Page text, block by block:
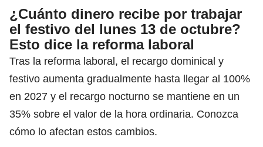
¿Cuánto dinero recibe por trabajar
el festivo del lunes 13 de octubre?
Esto dice la reforma laboral
Tras la reforma laboral, el recargo dominical y
festivo aumenta gradualmente hasta llegar al 100%
en 2027 y el recargo nocturno se mantiene en un
35% sobre el valor de la hora ordinaria. Conozca
cómo lo afectan estos cambios.